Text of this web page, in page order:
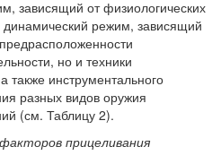
зависящий от физиологических
режим, зависящий
но и техники
также инструментального
разных видов оружия
(см. Таблицу 2).
прицеливания